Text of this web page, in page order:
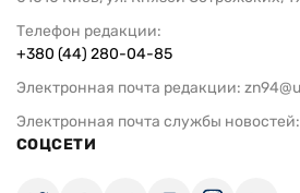
Телефон редакции:
+380 (44) 280-04-85
Электронная почта редакции:
Электронная почта службы новостей:
СОЦСЕТИ